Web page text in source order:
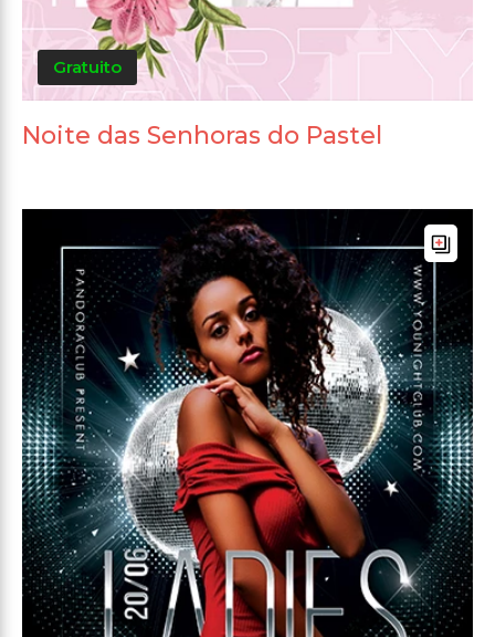
Gratuito
Noite das Senhoras do Pastel